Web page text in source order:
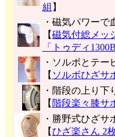
組 】
・磁気パワーで
【磁気付総メッ
「トゥディ
・ソルボとテー
【 ソルボひざサ
・階段の上り下
【 階段楽々膝サ
・勝野式ひざサ
【ひざ楽さん 2